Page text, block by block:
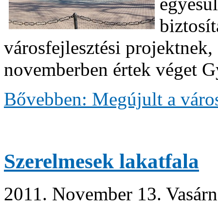
városfejlesztési
novemberben értek véget
Bővebben: Megújult a
Szerelmesek lakatfala
2011. November 13.